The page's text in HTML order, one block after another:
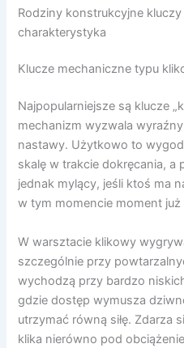
Rodziny konstrukcyjne
charakterystyka
Klucze mechaniczne typu
Najpopularniejsze są klucze
mechanizm wyzwala
nastawy. Użytkowo to
skalę w trakcie dokręcania, a
jednak mylący, jeśli ktoś ma
w tym momencie moment
W warsztacie klikowy
szczególnie przy
wychodzą przy bardzo
gdzie dostęp wymusza
utrzymać równą siłę. Zdarza
klika nierówno pod